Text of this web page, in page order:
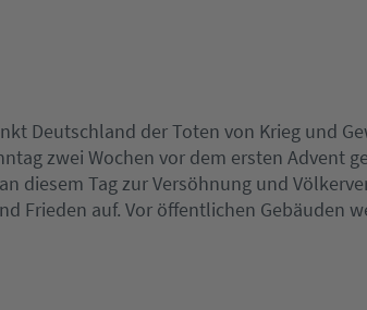
Deutschland der Toten von Krieg und
zwei Wochen vor dem ersten Advent
diesem Tag zur Versöhnung und
Frieden auf. Vor öffentlichen Gebäuden